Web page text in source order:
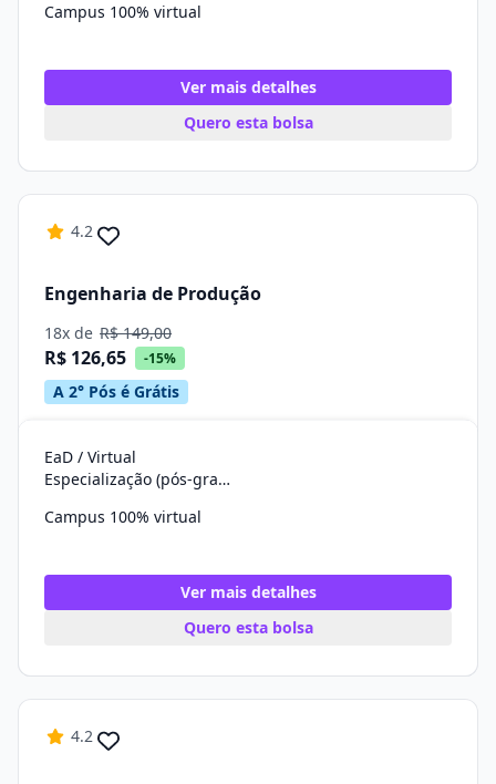
Campus 100% virtual
Ver mais detalhes
Quero esta bolsa
4.2
Engenharia de Produção
18x de R$ 149,00
R$ 126,65 -15%
A 2° Pós é Grátis
EaD / Virtual
Especialização (pós-graduação)
Campus 100% virtual
Ver mais detalhes
Quero esta bolsa
4.2